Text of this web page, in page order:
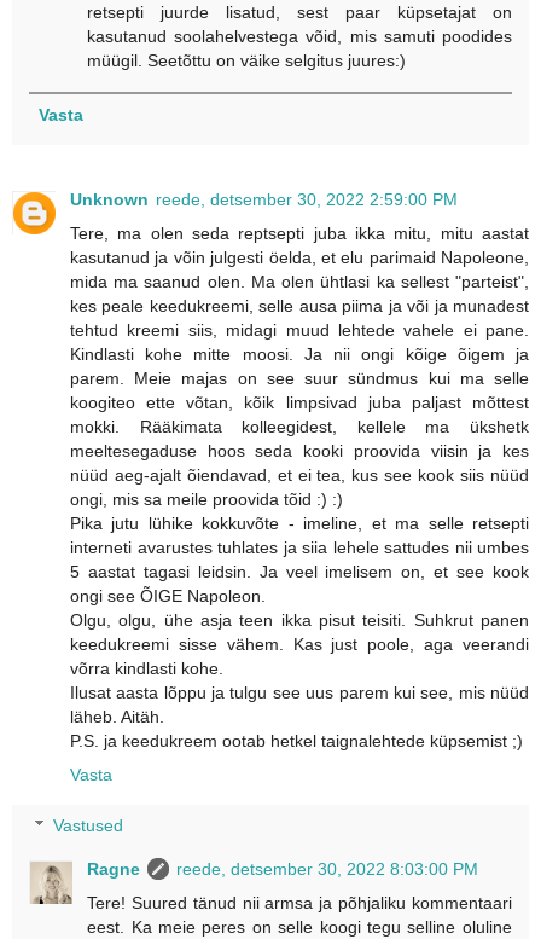
retsepti juurde lisatud, sest paar küpsetajat on
kasutanud soolahelvestega võid, mis samuti poodides
müügil. Seetõttu on väike selgitus juures:)
Vasta
Unknown reede, detsember 30, 2022 2:59:00 PM
Tere, ma olen seda reptsepti juba ikka mitu, mitu aastat
kasutanud ja võin julgesti öelda, et elu parimaid Napoleone,
mida ma saanud olen. Ma olen ühtlasi ka sellest "parteist",
kes peale keedukreemi, selle ausa piima ja või ja munadest
tehtud kreemi siis, midagi muud lehtede vahele ei pane.
Kindlasti kohe mitte moosi. Ja nii ongi kõige õigem ja
parem. Meie majas on see suur sündmus kui ma selle
koogiteo ette võtan, kõik limpsivad juba paljast mõttest
mokki. Rääkimata kolleegidest, kellele ma ükshetk
meeltesegaduse hoos seda kooki proovida viisin ja kes
nüüd aeg-ajalt õiendavad, et ei tea, kus see kook siis nüüd
ongi, mis sa meile proovida tõid :) :)
Pika jutu lühike kokkuvõte - imeline, et ma selle retsepti
interneti avarustes tuhlates ja siia lehele sattudes nii umbes
5 aastat tagasi leidsin. Ja veel imelisem on, et see kook
ongi see ÕIGE Napoleon.
Olgu, olgu, ühe asja teen ikka pisut teisiti. Suhkrut panen
keedukreemi sisse vähem. Kas just poole, aga veerandi
võrra kindlasti kohe.
Ilusat aasta lõppu ja tulgu see uus parem kui see, mis nüüd
läheb. Aitäh.
P.S. ja keedukreem ootab hetkel taignalehtede küpsemist ;)
Vasta
Vastused
Ragne
reede, detsember 30, 2022 8:03:00 PM
Tere! Suured tänud nii armsa ja põhjaliku kommentaari
eest. Ka meie peres on selle koogi tegu selline oluline